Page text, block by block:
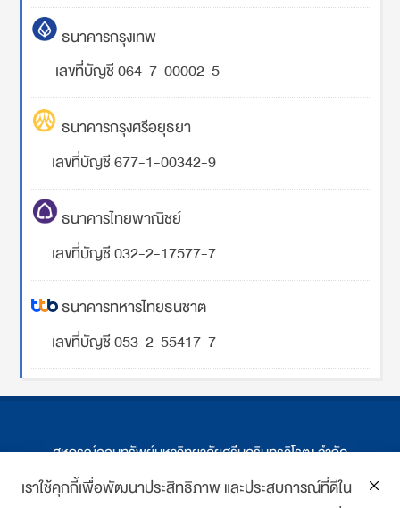
ธนาคารกรุงเทพ
เลขที่บัญชี 064-7-00002-5
ธนาคารกรุงศรีอยุธยา
เลขที่บัญชี 677-1-00342-9
ธนาคารไทยพาณิชย์
เลขที่บัญชี 032-2-17577-7
ธนาคารทหารไทยธนชาต
เลขที่บัญชี 053-2-55417-7
สหกรณ์ออมทรัพย์มหาวิทยาลัยศรีนครินทรวิโรฒ จำกัด
ที่ตั้ง 114 ซ.สุขุมวิท 23 ถ.สุขุมวิท กรุงเทพฯ
เราใช้คุกกี้เพื่อพัฒนาประสิทธิภาพ และประสบการณ์ที่ดีใน